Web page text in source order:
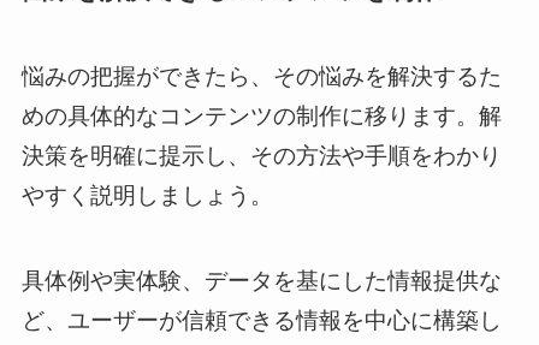
悩みの把握ができたら、その悩みを解決するた
めの具体的なコンテンツの制作に移ります。解
決策を明確に提示し、その方法や手順をわかり
やすく説明しましょう。
具体例や実体験、データを基にした情報提供な
ど、ユーザーが信頼できる情報を中心に構築し